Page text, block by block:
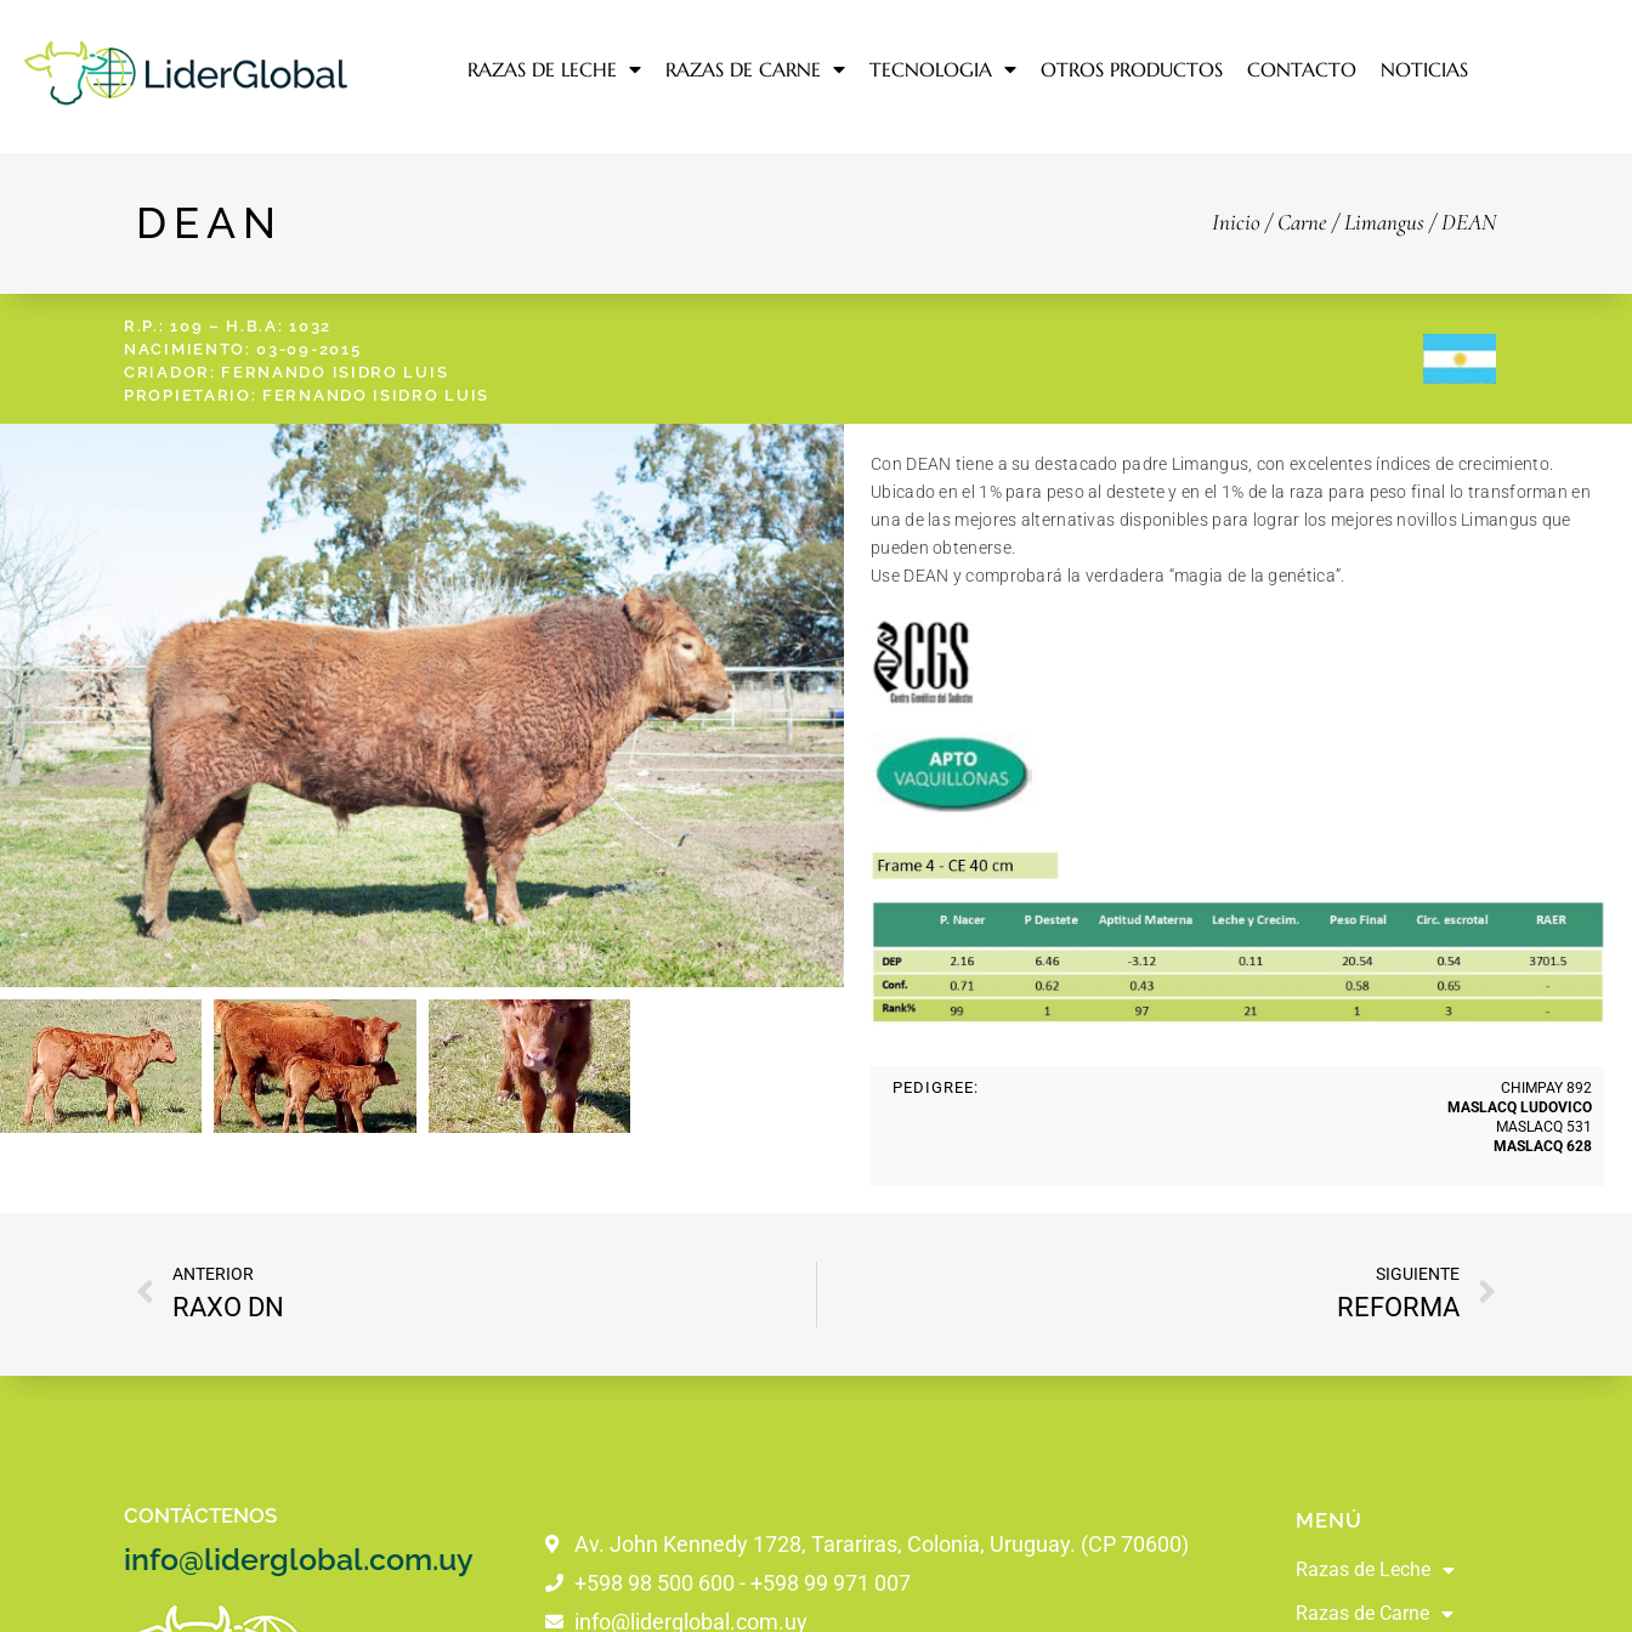
RAZAS DE LECHE RAZAS DE CARNE TECNOLOGIA OTROS PRODUCTOS CONTACTO NOTICIAS
DEAN Inicio /Carne/Limangus/ DEAN
R.P.: 109 – H.B.A: 1032
NACIMIENTO: 03-09-2015
CRIADOR: FERNANDO ISIDRO LUIS
PROPIETARIO: FERNANDO ISIDRO LUIS
Con DEAN tiene a su destacado padre Limangus, con excelentes índices de crecimiento.
Ubicado en el 1% para peso al destete y en el 1% de la raza para peso final lo transforman en
una de las mejores alternativas disponibles para lograr los mejores novillos Limangus que
pueden obtenerse.
Use DEAN y comprobará la verdadera “magia de la genética”.
PEDIGREE:
CHIMPAY 892
MASLACQ LUDOVICO
MASLACQ 531
MASLACQ 628
ANTERIOR
RAXO DN
SIGUIENTE
REFORMA
CONTÁCTENOS
info@liderglobal.com.uy
Av. John Kennedy 1728, Tarariras, Colonia, Uruguay. (CP 70600)
+598 98 500 600 - +598 99 971 007
info@liderglobal.com.uy
MENÚ
Razas de Leche
Razas de Carne